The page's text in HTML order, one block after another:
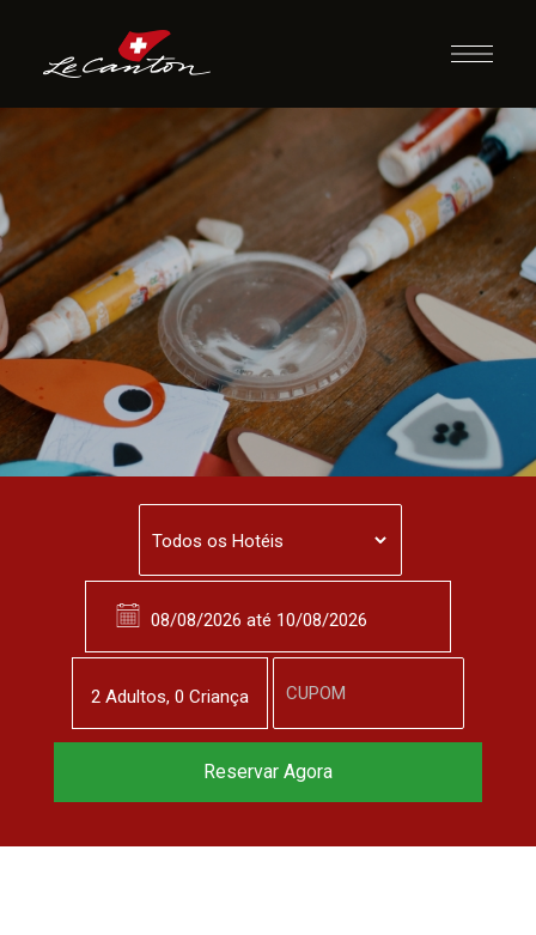
Artesanato
2 Adultos, 0 Criança
Reservar Agora